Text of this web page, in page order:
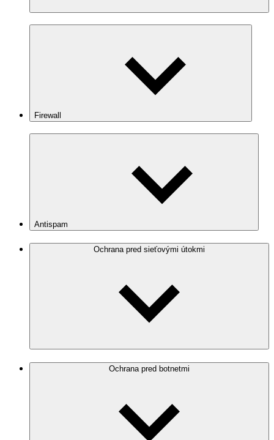
Firewall
Antispam
Ochrana pred sieťovými útokmi
Ochrana pred botnetmi